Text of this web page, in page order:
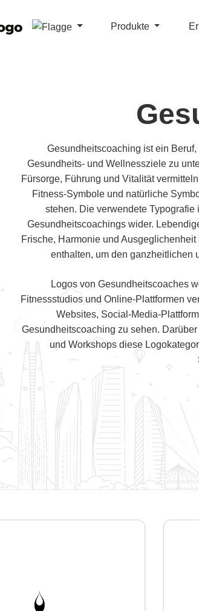
Produkte
Gesundheitscoaching ist ein
Gesundheits- und Wellnessziele zu
Fürsorge, Führung und Vitalität
Fitness-Symbole und natürliche
stehen. Die verwendete
Gesundheitscoachings wider.
Frische, Harmonie und
enthalten, um den ganzheitlichen
Logos von Gesundheitscoaches
Fitnessstudios und Online-Plattformen
Websites, Social-Media-
Gesundheitscoaching zu sehen.
und Workshops diese